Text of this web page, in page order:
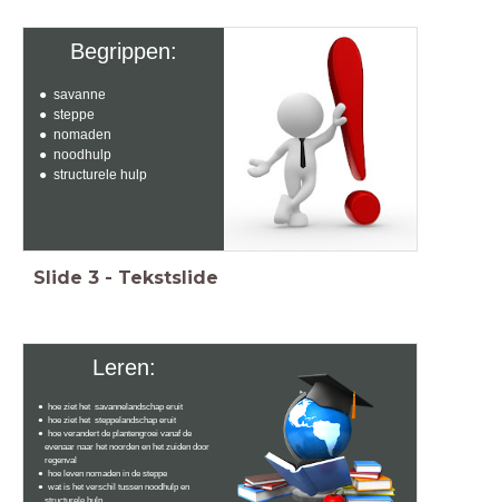
Begrippen:
savanne
steppe
nomaden
noodhulp
structurele hulp
Slide 3 - Tekstslide
Leren:
hoe ziet het savannelandschap eruit
hoe ziet het steppelandschap eruit
hoe verandert de plantengroei vanaf de
evenaar naar het noorden en het zuiden door
regenval
hoe leven nomaden in de steppe
wat is het verschil tussen noodhulp en